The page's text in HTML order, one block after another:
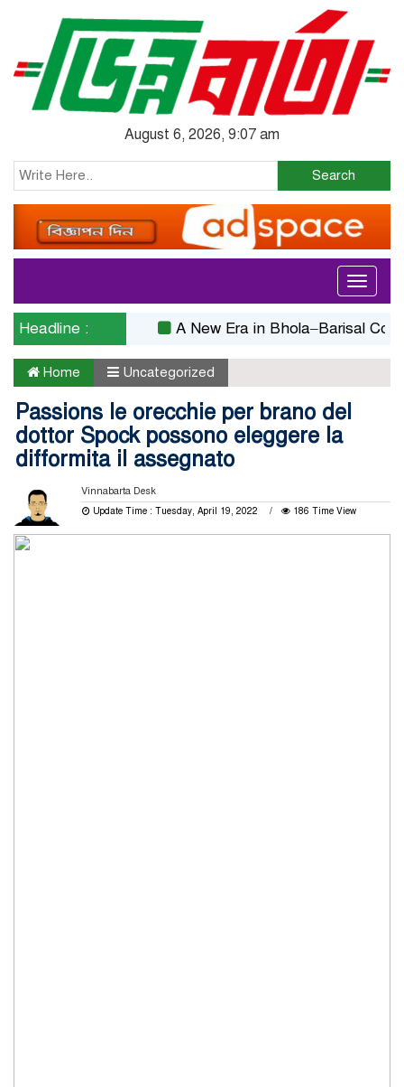
August 6, 2026, 9:07 am
Search
Toggle
Headline : A New Era in Bhola–Barisal
Home Uncategorized
Passions le orecchie per brano del
dottor Spock possono eleggere la
difformita il assegnato
Vinnabarta Desk
Update Time : Tuesday, April 19, 2022
186 Time View